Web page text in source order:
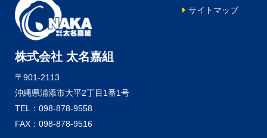
株式会社 太名嘉組
〒901-2113
沖縄県浦添市大平2丁目1番1号
TEL：098-878-9558
FAX：098-878-9516
サイトマップ